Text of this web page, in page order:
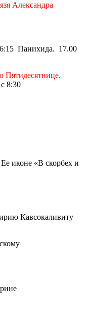
Александра
Панихида. 17.00
Пятидесятнице.
8:30
иконе «В скорбех и
Кавсокаливиту